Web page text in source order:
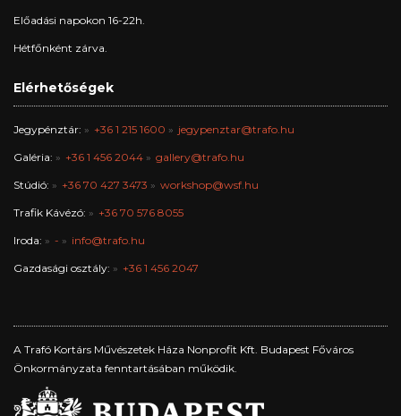
Előadási napokon 16-22h.
Hétfőnként zárva.
Elérhetőségek
Jegypénztár: +36 1 215 1600 jegypenztar@trafo.hu
Galéria: +36 1 456 2044 gallery@trafo.hu
Stúdió: +36 70 427 3473 workshop@wsf.hu
Trafik Kávézó: +36 70 576 8055
Iroda: - info@trafo.hu
Gazdasági osztály: +36 1 456 2047
A Trafó Kortárs Művészetek Háza Nonprofit Kft. Budapest Főváros
Önkormányzata fenntartásában működik.